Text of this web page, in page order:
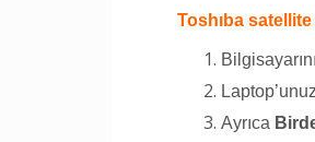
Toshıba
Ayrıca